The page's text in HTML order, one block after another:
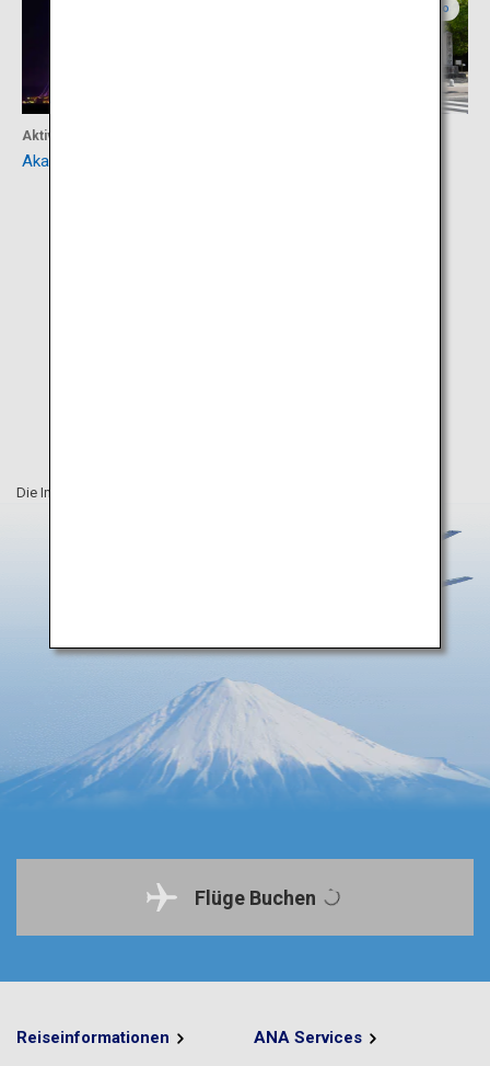
Aktivität
Akashi-Kaikyo-Brücke
Hyogo
Die Informationen auf dieser Webseite sind vom April 2025.
Flüge Buchen
Reiseinformationen ANA Services